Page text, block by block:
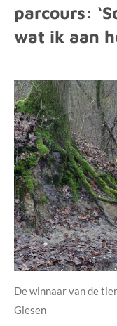
parcours:
wat ik aan
De winnaar van de
Giesen